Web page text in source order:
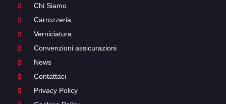
Chi Siamo
Carrozzeria
Verniciatura
Convenzioni assicurazioni
News
Contattaci
Privacy Policy